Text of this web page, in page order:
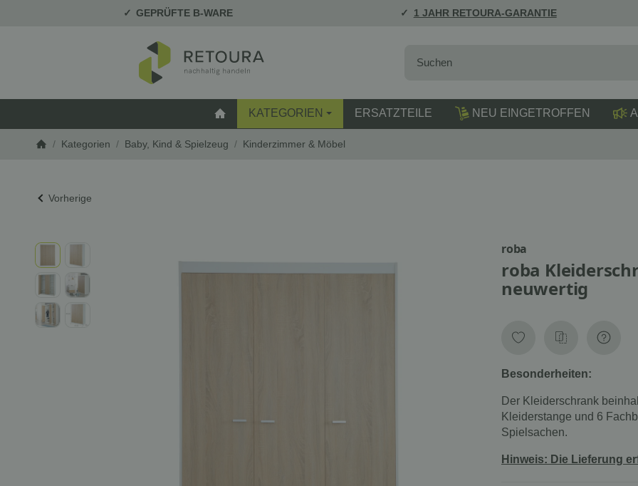
GEPRÜFTE B-WARE 1 JAHR RETOURA-GARANTIE
STARTSEITE
KATEGORIEN ERSATZTEILE NEU EINGETROFFEN
/ Kategorien / Baby, Kind & Spielzeug / Kinderzimmer & Möbel
Vorherige
roba
roba
neuwertig
Besonderheiten:
Der Kleiderschrank
Kleiderstange und 6
Spielsachen.
Hinweis: Die Lieferung